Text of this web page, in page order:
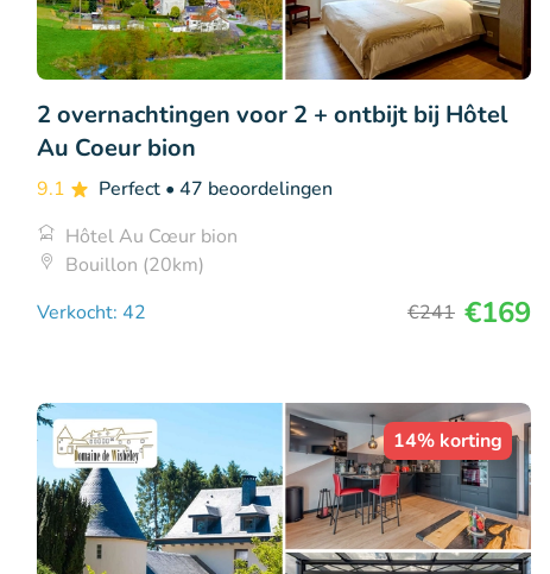
2 overnachtingen voor 2 + ontbijt bij Hôtel
Au Coeur bion
9.1 Perfect • 47 beoordelingen
Hôtel Au Cœur bion
Bouillon (20km)
Verkocht: 42
€241 €169
14% korting